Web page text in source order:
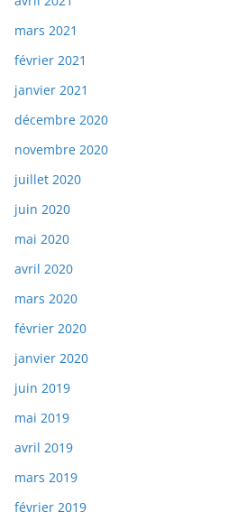
mars 2021
février 2021
janvier 2021
décembre 2020
novembre 2020
juillet 2020
juin 2020
mai 2020
avril 2020
mars 2020
février 2020
janvier 2020
juin 2019
mai 2019
avril 2019
mars 2019
février 2019